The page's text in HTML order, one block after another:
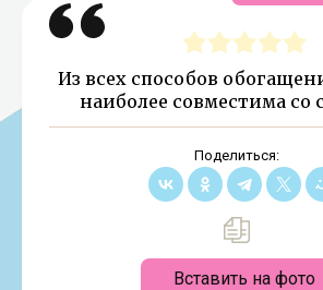
Из всех способов
наиболее совместима со
Поделиться:
Вставить на фото